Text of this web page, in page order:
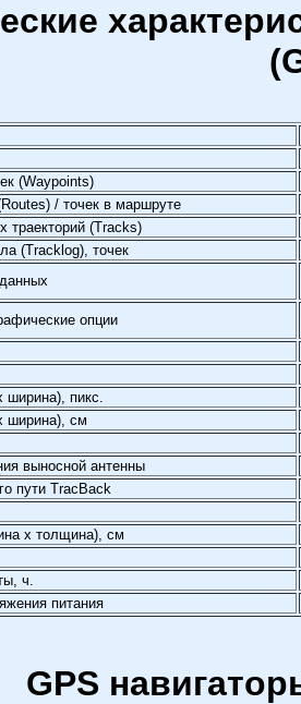
(Waypoints)
/ точек в маршруте
траекторий (Tracks)
(Tracklog), точек
опции
ширина), пикс.
ширина), см
выносной антенны
пути TracBack
х толщина), см
ч.
питания
GPS